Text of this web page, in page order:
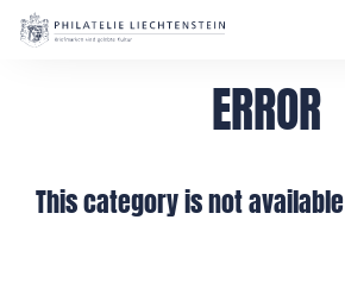
ERROR
This category is not available